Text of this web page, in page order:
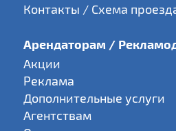
Контакты / Схема
Арендаторам /
Акции
Реклама
Дополнительные услуги
Агентствам